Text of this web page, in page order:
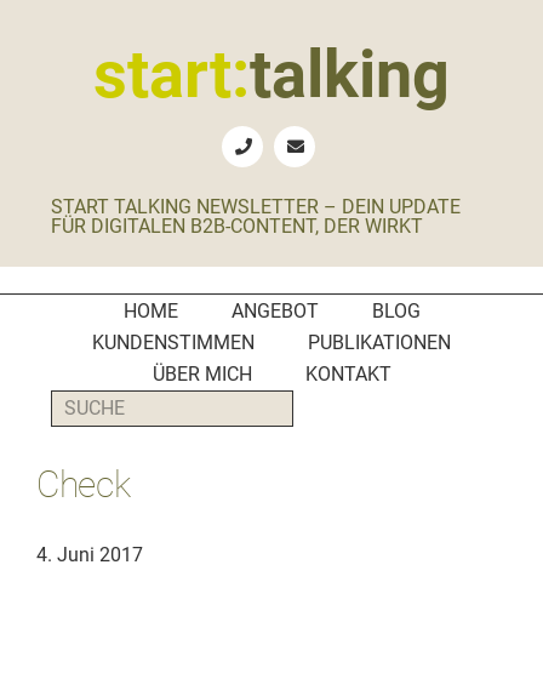
start:talking
B2B-
Social
Media
Manager
PR-
Agenturen
START TALKING NEWSLETTER – DEIN UPDATE
FÜR DIGITALEN B2B-CONTENT, DER WIRKT
HOME ANGEBOT
BLOG
KUNDENSTIMMEN
PUBLIKATIONEN
ÜBER MICH
KONTAKT
SUCHE
Check
4. Juni 2017